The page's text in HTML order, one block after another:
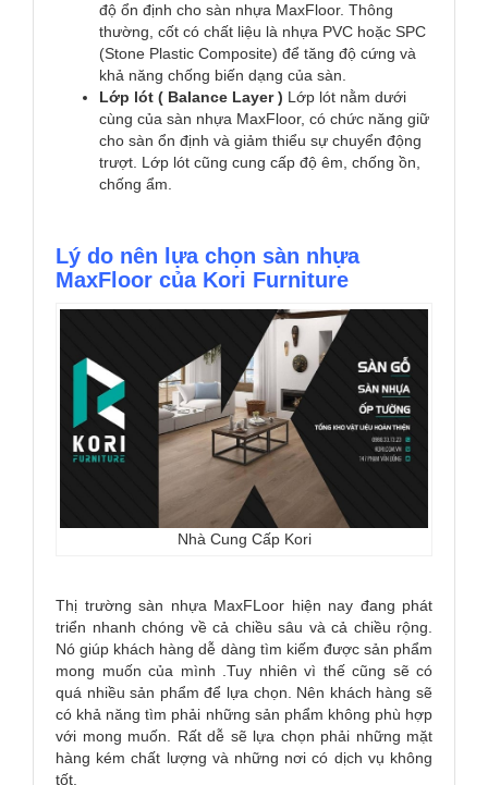
độ ổn định cho sàn nhựa MaxFloor. Thông
thường, cốt có chất liệu là nhựa PVC hoặc SPC
(Stone Plastic Composite) để tăng độ cứng và
khả năng chống biến dạng của sàn.
Lớp lót ( Balance Layer ) Lớp lót nằm dưới
cùng của sàn nhựa MaxFloor, có chức năng giữ
cho sàn ổn định và giảm thiểu sự chuyển động
trượt. Lớp lót cũng cung cấp độ êm, chống ồn,
chống ẩm.
Lý do nên lựa chọn sàn nhựa
MaxFloor của Kori Furniture
Nhà Cung Cấp Kori
Thị trường sàn nhựa MaxFLoor hiện nay đang phát
triển nhanh chóng về cả chiều sâu và cả chiều rộng.
Nó giúp khách hàng dễ dàng tìm kiếm được sản phẩm
mong muốn của mình .Tuy nhiên vì thế cũng sẽ có
quá nhiều sản phẩm để lựa chọn. Nên khách hàng sẽ
có khả năng tìm phải những sản phẩm không phù hợp
với mong muốn. Rất dễ sẽ lựa chọn phải những mặt
hàng kém chất lượng và những nơi có dịch vụ không
tốt.